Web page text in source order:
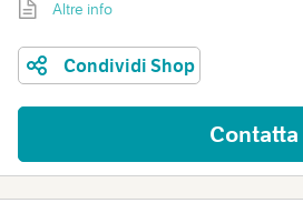
Altre info
Condividi Shop
Contatta